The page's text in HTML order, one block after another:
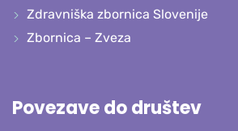
Zdravniška zbornica Slovenije
Zbornica – Zveza
Povezave do društev